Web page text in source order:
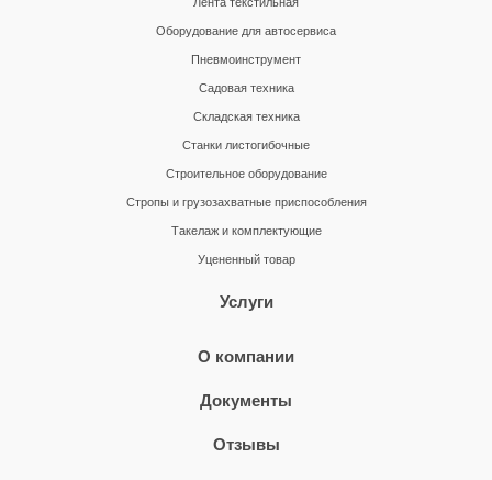
Оборудование для автосервиса
Пневмоинструмент
Садовая техника
Складская техника
Станки листогибочные
Строительное оборудование
Стропы и грузозахватные приспособления
Такелаж и комплектующие
Уцененный товар
Услуги
О компании
Документы
Отзывы